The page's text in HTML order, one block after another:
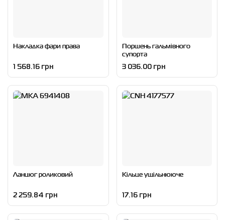
Накладка фари права
1 568.16 грн
Поршень гальмівного
супорта
3 036.00 грн
Ланцюг роликовий
2 259.84 грн
Кільце ущільнююче
17.16 грн